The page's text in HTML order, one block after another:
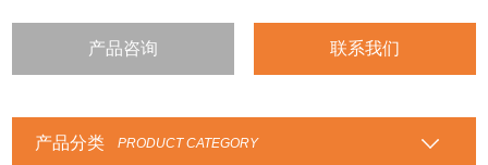
产品咨询 联系我们
产品分类 PRODUCT CATEGORY